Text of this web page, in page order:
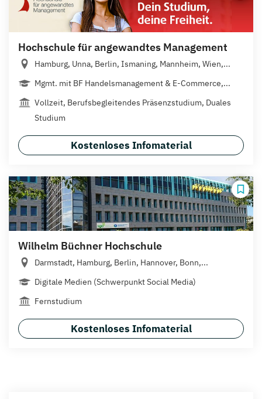
Hochschule für angewandtes Management
Hamburg, Unna, Berlin, Ismaning, Mannheim, Wien,...
Mgmt. mit BF Handelsmanagement & E-Commerce,...
Vollzeit, Berufsbegleitendes Präsenzstudium, Duales
Studium
Kostenloses Infomaterial
Wilhelm Büchner Hochschule
Darmstadt, Hamburg, Berlin, Hannover, Bonn,...
Digitale Medien (Schwerpunkt Social Media)
Fernstudium
Kostenloses Infomaterial